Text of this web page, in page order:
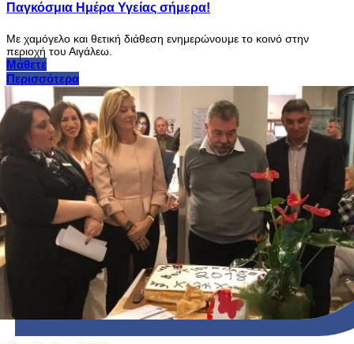
Παγκόσμια Ημέρα Υγείας σήμερα!
Με χαμόγελο και θετική διάθεση ενημερώνουμε το κοινό στην
περιοχή του Αιγάλεω.
Μάθετε
Περισσότερα